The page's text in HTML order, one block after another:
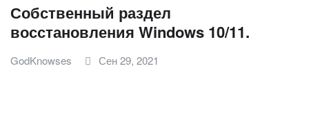
Собственный раздел
восстановления Windows 10/11.
GodKnowses Сен 29, 2021